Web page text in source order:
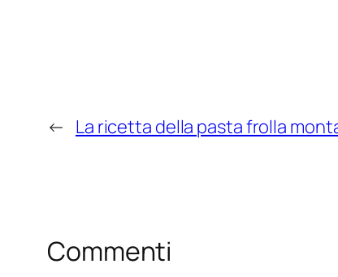
← La ricetta della pasta frolla
Commenti